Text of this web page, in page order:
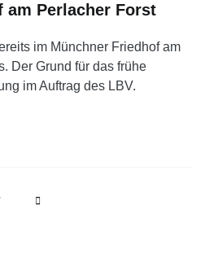
Perlacher Forst
im Münchner Friedhof am
Der Grund für das frühe
im Auftrag des LBV.